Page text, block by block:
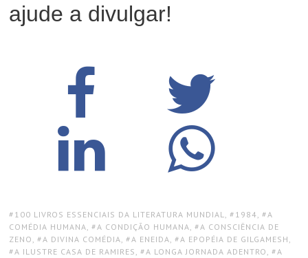
ajude a divulgar!
TAGS:
100 LIVROS ESSENCIAIS DA LITERATURA MUNDIAL, 1984, A
COMÉDIA HUMANA, A CONDIÇÃO HUMANA, A CONSCIÊNCIA DE
ZENO , A DIVINA COMÉDIA, A ENEIDA, A EPOPÉIA DE GILGAMESH ,
A ILUSTRE CASA DE RAMIRES , A LONGA JORNADA ADENTRO , A